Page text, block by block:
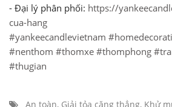
- Đại lý phân phối: https://
cua-hang
#yankeecandlevietnam
#nenthom #thomxe #thomphong
#thugian
An toàn, Giải tỏa căng thẳng, Khử